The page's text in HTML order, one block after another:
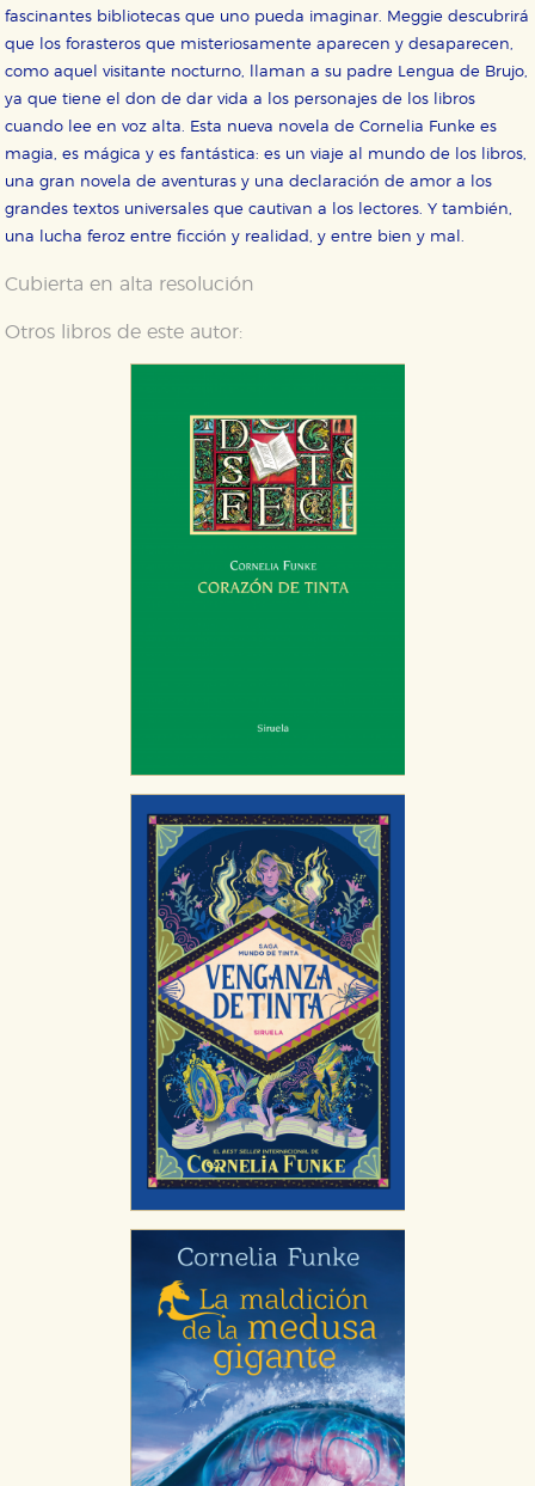
fascinantes bibliotecas que uno pueda imaginar. Meggie descubrirá
que los forasteros que misteriosamente aparecen y desaparecen,
como aquel visitante nocturno, llaman a su padre Lengua de Brujo,
ya que tiene el don de dar vida a los personajes de los libros
cuando lee en voz alta. Esta nueva novela de Cornelia Funke es
magia, es mágica y es fantástica: es un viaje al mundo de los libros,
una gran novela de aventuras y una declaración de amor a los
grandes textos universales que cautivan a los lectores. Y también,
una lucha feroz entre ficción y realidad, y entre bien y mal.
Cubierta en alta resolución
Otros libros de este autor: